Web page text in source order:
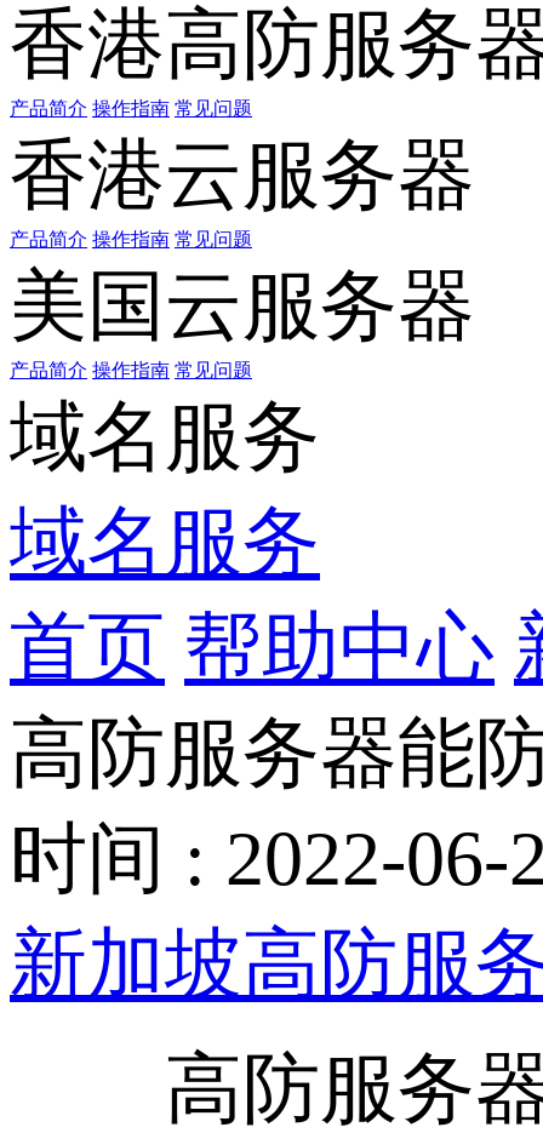
香港高防服务
产品简介 操作指南 常见问题
香港云服务器
产品简介 操作指南 常见问题
美国云服务器
产品简介 操作指南 常见问题
域名服务
域名服务
首页 帮助中心
高防服务器能
时间 : 2022-06-
新加坡高防服
高防服务器